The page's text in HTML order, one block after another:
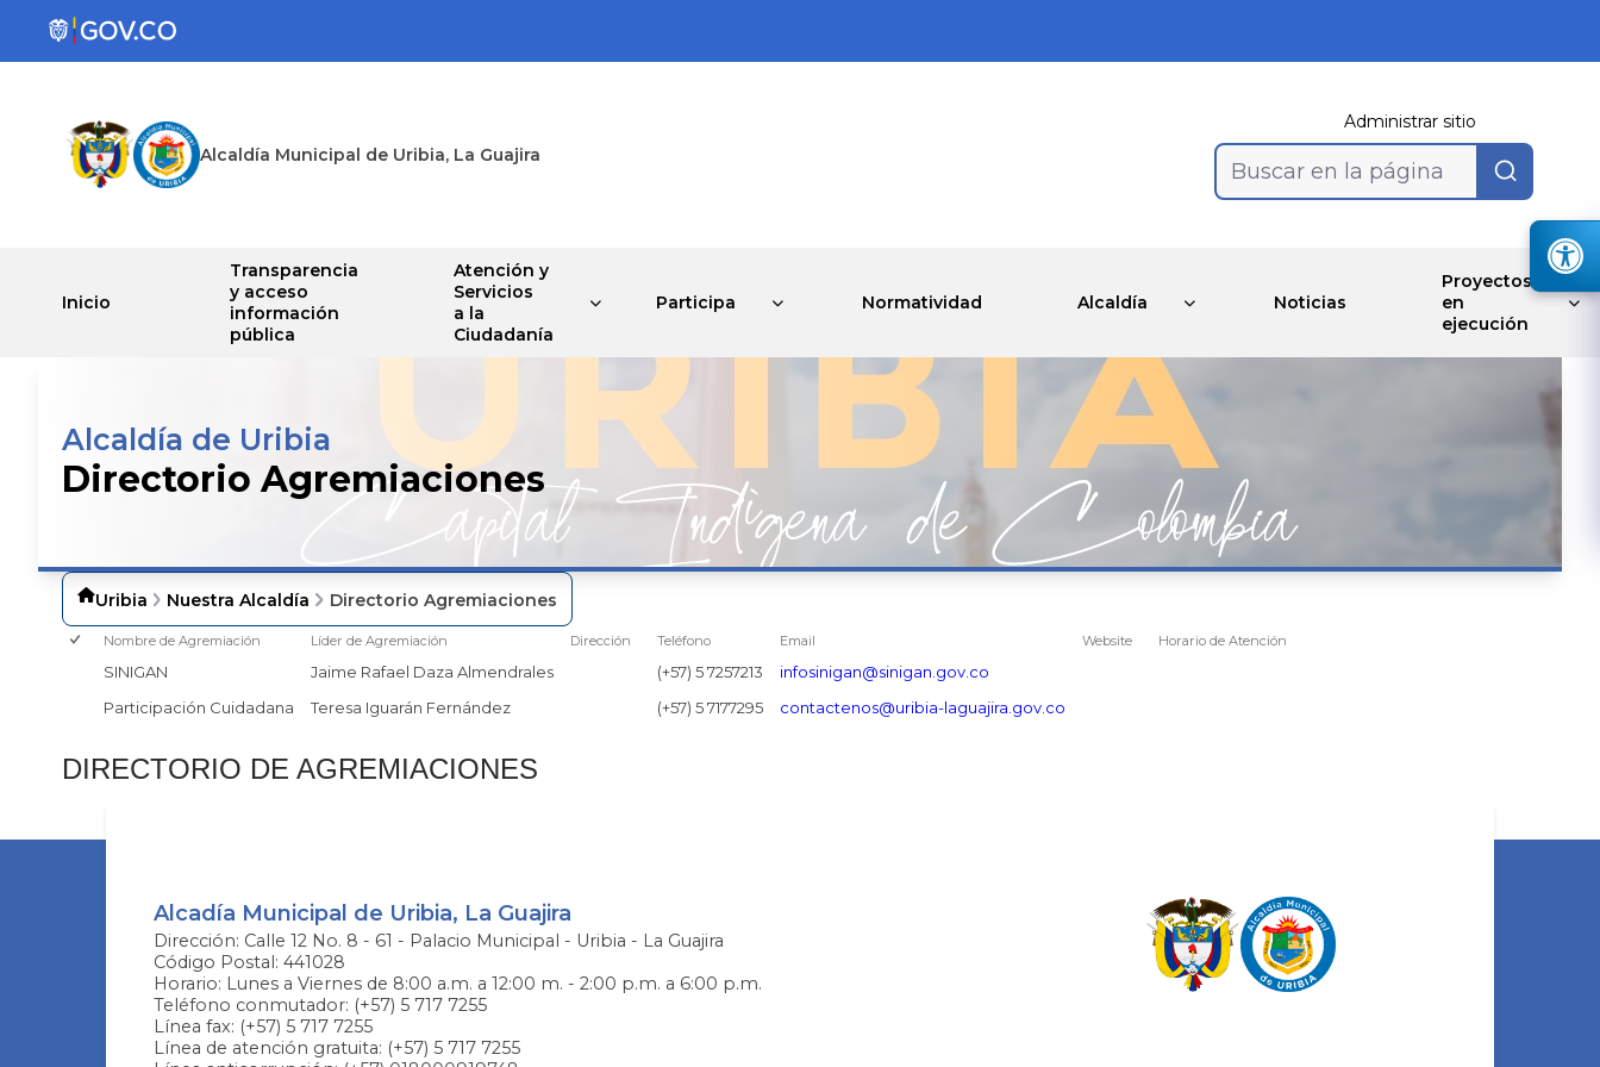
Alcaldía Municipal de Uribia, La Guajira
Administrar sitio
Buscar en la página
Inicio
Transparencia
y acceso
información
pública
Atención y
Servicios
a la
Ciudadanía
Participa Normatividad Alcaldía Noticias
Proyectos
en
ejecución
Alcaldía de Uribia
Directorio Agremiaciones
Uribia Nuestra Alcaldía Directorio Agremiaciones
Nombre de Agremiación Líder de Agremiación Dirección Teléfono Email Website Horario de Atención
SINIGAN Jaime Rafael Daza Almendrales (+57) 5 7257213
infosinigan@sinigan.gov.co
Participación Cuidadana
Teresa Iguarán Fernández (+57) 5 7177295 contactenos@uribia-laguajira.gov.co
​DIRECTORIO DE AGREMIACIONES
Alcadía Municipal de Uribia, La Guajira
Dirección: Calle 12 No. 8 - 61 - Palacio Municipal - Uribia - La Guajira
Código Postal: 441028
Horario: Lunes a Viernes de 8:00 a.m. a 12:00 m. - 2:00 p.m. a 6:00 p.m.
Teléfono conmutador: (+57) 5 717 7255
Línea fax: (+57) 5 717 7255
Línea de atención gratuita: (+57) 5 717 7255